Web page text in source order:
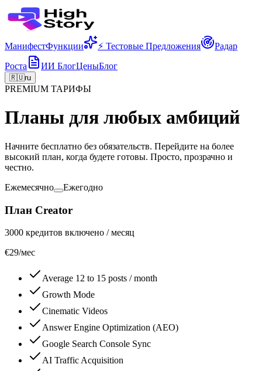
МанифестФункции ⚡ Тестовые Предложения
Радар
Роста
ИИ БлогЦеныБлог
🇷🇺ru
PREMIUM ТАРИФЫ
Планы для любых амбиций
Начните бесплатно без обязательств. Перейдите на более
высокий план, когда будете готовы. Просто, прозрачно и
честно.
Ежемесячно
Ежегодно
План Creator
3000 кредитов включено / месяц
€29/мес
Average 12 to 15 posts / month
Growth Mode
Cinematic Videos
Answer Engine Optimization (AEO)
Google Search Console Sync
AI Traffic Acquisition